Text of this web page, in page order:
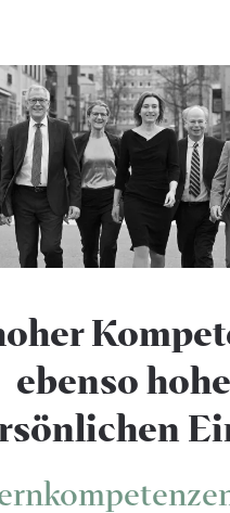
springen
ebenso